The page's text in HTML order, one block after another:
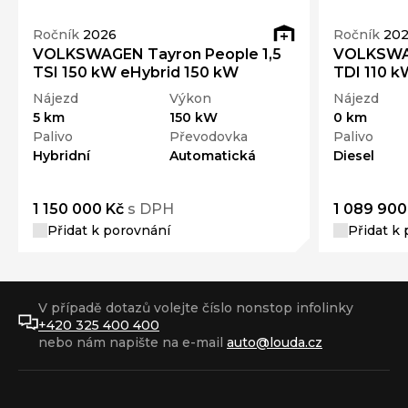
Ročník 2026
VOLKSWAGEN Tayron People 1,5
TSI 150 kW eHybrid 150 kW
Nájezd
5 km
Výkon
150 kW
Palivo
Hybridní
Převodovka
Automatická
1 150 000 Kč s DPH
Přidat k porovnání
Ročník
TDI 110
Nájezd
0 km
Palivo
Diesel
1 089
Přidat k
V případě dotazů volejte číslo nonstop infolinky
+420 325 400 400
nebo nám napište na e-mail auto@louda.cz